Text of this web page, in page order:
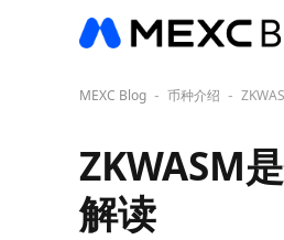
MEXC Blog - 币种介绍 -
ZKWASM
解读